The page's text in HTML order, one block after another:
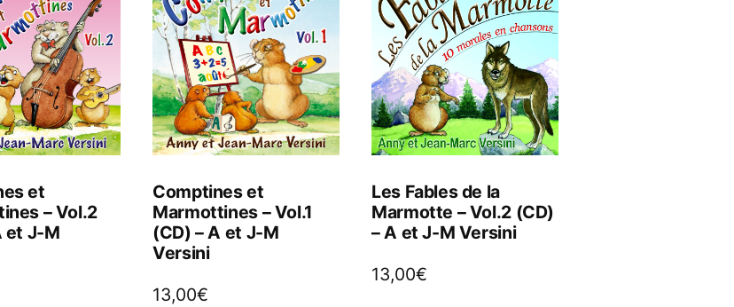
et
– Vol.2
et J-M
Comptines et
Marmottines – Vol.1
(CD) – A et J-M
Versini
13,00€
Les Fables de la
Marmotte – Vol.2 (CD)
– A et J-M Versini
13,00€